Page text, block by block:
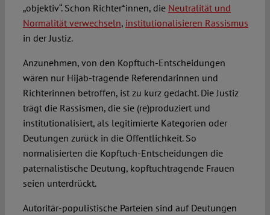
„objektiv“. Schon Richter*innen, die Neutralität und
Normalität verwechseln, institutionalisieren Rassismus
in der Justiz.
Anzunehmen, von den Kopftuch-Entscheidungen
wären nur Hijab-tragende Referendarinnen und
Richterinnen betroffen, ist zu kurz gedacht. Die Justiz
trägt die Rassismen, die sie (re)produziert und
institutionalisiert, als legitimierte Kategorien oder
Deutungen zurück in die Öffentlichkeit. So
normalisierten die Kopftuch-Entscheidungen die
paternalistische Deutung, kopftuchtragende Frauen
seien unterdrückt.
Autoritär-populistische Parteien sind auf Deutungen